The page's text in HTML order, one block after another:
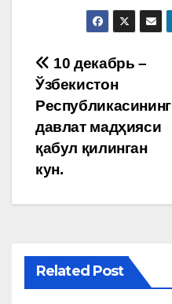
Post
menyusi
10 декабрь –
Ўзбекистон
Республикасининг
давлат мадҳияси
қабул қилинган
кун.
Related Post